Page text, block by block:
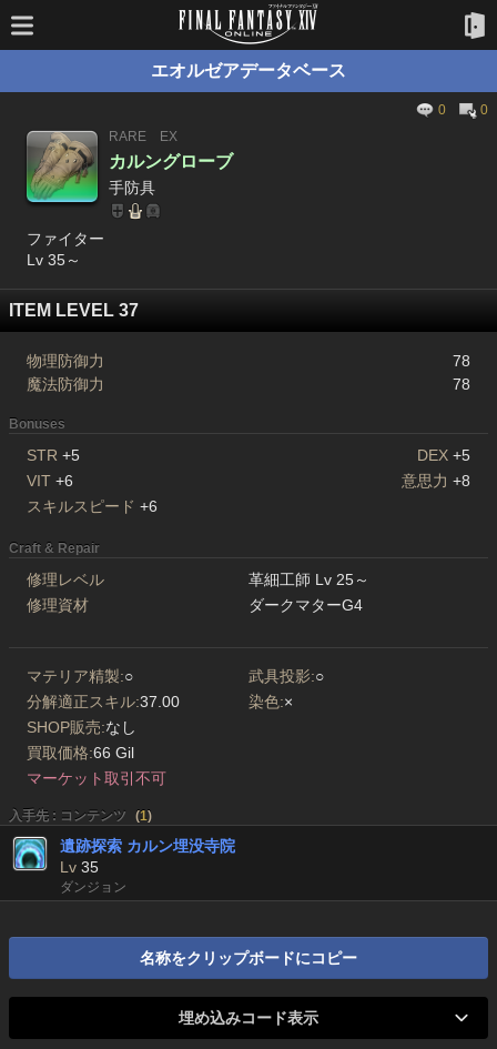
エオルゼアデータベース
0
0
RARE
EX
カルングローブ
手防具
ファイター
Lv 35～
ITEM LEVEL 37
物理防御力
78
魔法防御力
78
Bonuses
STR +5 DEX +5
VIT +6 意思力 +8
スキルスピード +6
Craft & Repair
修理レベル
革細工師 Lv 25～
修理資材
ダークマターG4
マテリア精製:○ 武具投影:○
分解適正スキル:37.00 染色:×
SHOP販売:なし
買取価格:66 Gil
マーケット取引不可
入手先 : コンテンツ (1)
遺跡探索 カルン埋没寺院
Lv 35
ダンジョン
名称をクリップボードにコピー
埋め込みコード表示